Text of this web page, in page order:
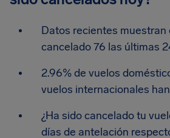
Datos recientes muestran
cancelado 76 las últimas
2.96% de vuelos
vuelos internacionales
¿Ha sido cancelado tu
días de antelación